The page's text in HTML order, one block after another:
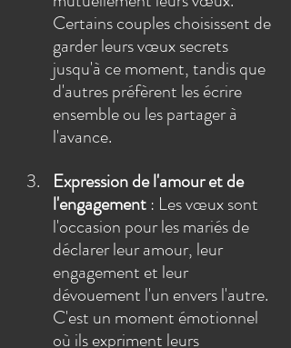
Certains couples choisissent de
garder leurs vœux secrets
jusqu'à ce moment, tandis que
d'autres préfèrent les écrire
ensemble ou les partager à
l'avance.
Expression de l'amour et de
l'engagement : Les vœux sont
l'occasion pour les mariés de
déclarer leur amour, leur
engagement et leur
dévouement l'un envers l'autre.
C'est un moment émotionnel
où ils expriment leurs